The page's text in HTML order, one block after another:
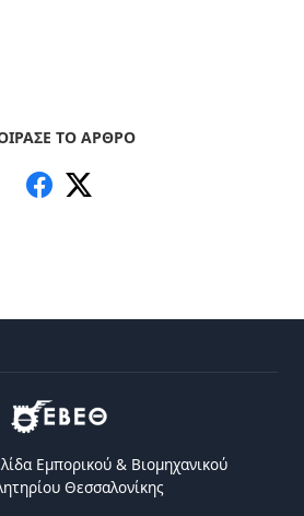
ΤΟ ΑΡΘΡΟ
Eμπορικού & Bιομηχανικού
Θεσσαλονίκης